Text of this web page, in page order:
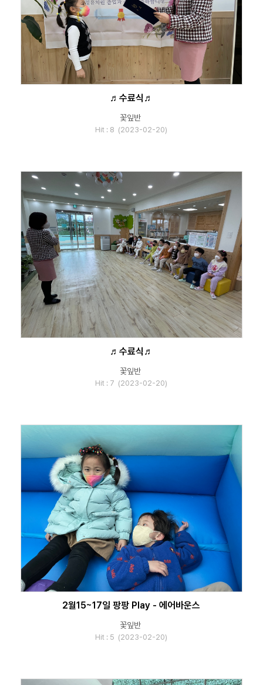
♬수료식♬
꽃잎반
Hit : 8 (2023-02-20)
♬수료식♬
꽃잎반
Hit : 7 (2023-02-20)
2월15~17일 팡팡 Play - 에어바운스
꽃잎반
Hit : 5 (2023-02-20)